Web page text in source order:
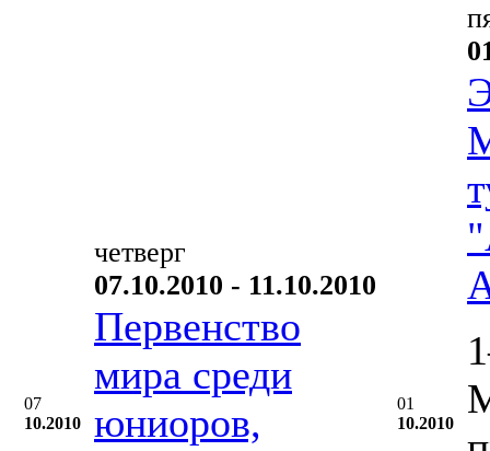
07
10.2010
четверг
07.10.2010 - 11.10.2010
Первенство
мира среди
юниоров,
01
10.2010